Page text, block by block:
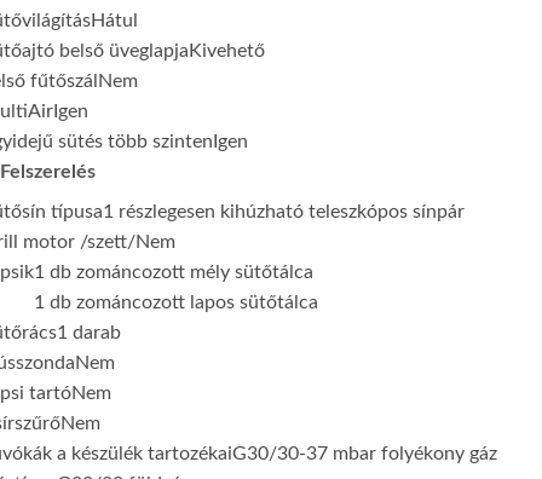
Hátul
belső üveglapja Kivehető
fűtőszál Nem
Igen
sütés több szinten Igen
Felszerelés
típusa1 részlegesen kihúzható teleszkópos sínpár
motor /szett/Nem
1 db zománcozott mély sütőtálca
1 db zománcozott lapos sütőtálca
1 darab
Nem
tartóNem
Nem
a készülék tartozékaiG30/30-37 mbar folyékony gáz